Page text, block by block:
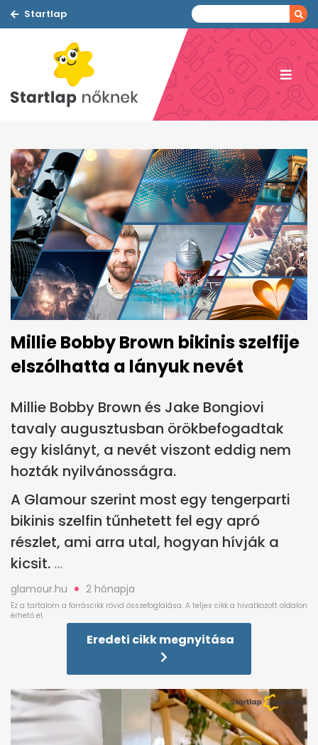
Startlap
Millie Bobby Brown bikinis szelfije
elszólhatta a lányuk nevét
Millie Bobby Brown és Jake Bongiovi
tavaly augusztusban örökbefogadtak
egy kislányt, a nevét viszont eddig nem
hozták nyilvánosságra.
A Glamour szerint most egy tengerparti
bikinis szelfin tűnhetett fel egy apró
részlet, ami arra utal, hogyan hívják a
kicsit.
glamour.hu 2 hónapja
Eredeti cikk megnyitása